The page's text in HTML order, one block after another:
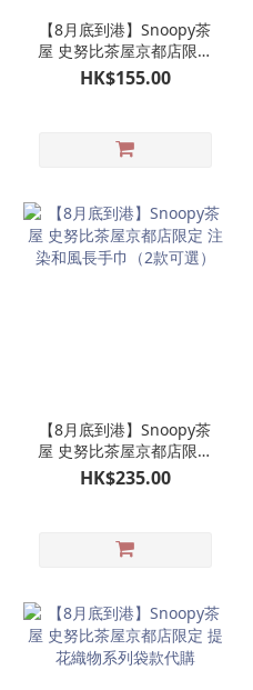
【8月底到港】Snoopy茶
屋 史努比茶屋京都店限定
陶瓷製茶杯 陶製日式和風
HK$155.00
【8月底到港】Snoopy茶
屋 史努比茶屋京都店限定
注染和風長手巾（2款可
選）
HK$235.00